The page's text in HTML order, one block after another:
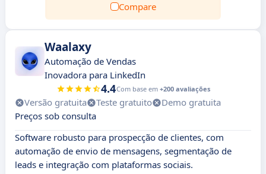
Compare
Waalaxy
Automação de Vendas
Inovadora para LinkedIn
4.4Com base em +200 avaliações
Versão gratuita Teste gratuito
Demo gratuita
Preços sob consulta
Software robusto para prospecção de clientes, com
automação de envio de mensagens, segmentação de
leads e integração com plataformas sociais.